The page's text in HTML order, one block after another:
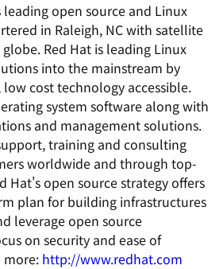
open source and Linux
in Raleigh, NC with satellite
Red Hat is leading Linux
into the mainstream by
cost technology accessible.
system software along with
and management solutions.
training and consulting
worldwide and through top-
Hat's open source strategy offers
plan for building infrastructures
leverage open source
on security and ease of
more: http://www.redhat.com